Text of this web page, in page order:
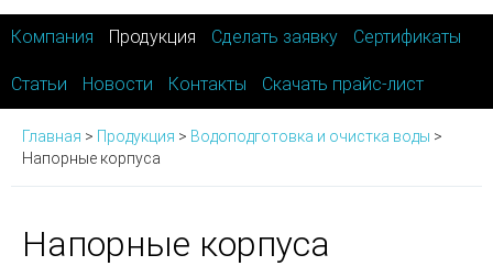
Компания Продукция Сделать заявку Сертификаты
Статьи Новости Контакты Скачать прайс-лист
Главная > Продукция > Водоподготовка и очистка воды >
Напорные корпуса
Напорные корпуса